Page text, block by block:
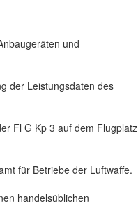
und
der Leistungsdaten des
Fl G Kp 3 auf dem Flugplatz
für Betriebe der Luftwaffe.
handelsüblichen